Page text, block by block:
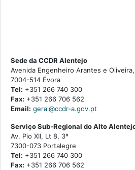
Sede da CCDR Alentejo
Avenida Engenheiro Arantes e
7004-514 Évora
Tel: +351 266 740 300
Fax: +351 266 706 562
Email: geral@ccdr-a.gov.pt
Serviço Sub-Regional do Alto
Av. Pio XII, Lt 8, 3º
7300-073 Portalegre
Tel: +351 266 740 300
Fax: +351 266 706 562